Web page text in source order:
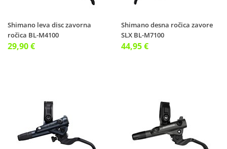
Shimano leva disc zavorna
ročica BL-M4100
29,90 €
Shimano desna ročica zavore
SLX BL-M7100
44,95 €